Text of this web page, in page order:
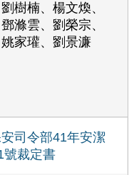
樹楠、楊文煥、
滌雲、劉榮宗、
家瓘、劉景濂
司令部41年安潔
號裁定書